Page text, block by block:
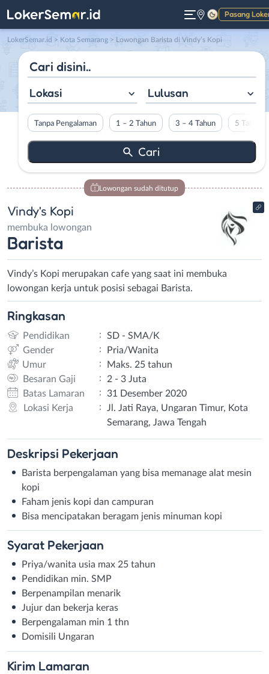
Pasang
Gelap
LokerSemar.id > Kota Semarang > Lowongan Barista di Vindy’s Kopi
Lokasi Lulusan
Tanpa Pengalaman 1 – 2 Tahun 3 – 4 Tahun 5 Tahun
Lowongan sudah ditutup
Vindy's Kopi
membuka lowongan
Barista
Vindy’s Kopi merupakan cafe yang saat ini membuka
lowongan kerja untuk posisi sebagai Barista.
Ringkasan
Pendidikan :
SD - SMA/K
Gender
:
Pria/Wanita
Umur
:
Maks. 25 tahun
Besaran Gaji
:
2 - 3 Juta
Batas Lamaran
:
31 Desember 2020
Lokasi Kerja
:
Jl. Jati Raya, Ungaran Timur, Kota
Semarang, Jawa Tengah
Deskripsi Pekerjaan
Barista berpengalaman yang bisa memanage alat mesin
kopi
Faham jenis kopi dan campuran
Bisa mencipatakan beragam jenis minuman kopi
Syarat Pekerjaan
Priya/wanita usia max 25 tahun
Pendidikan min. SMP
Berpenampilan menarik
Jujur dan bekerja keras
Berpengalaman min 1 thn
Domisili Ungaran
Kirim Lamaran